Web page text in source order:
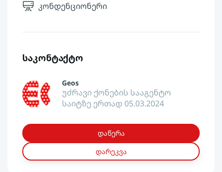
კონდენციონერი
საკონტაქტო
Geos
უძრავი ქონების სააგენტო
საიტზე ერთად 05.03.2024
დაწერა
დარეკვა